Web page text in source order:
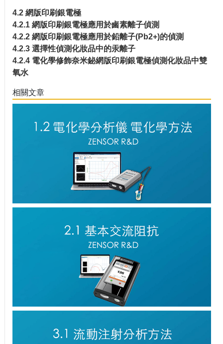
4.2 網版印刷銀電極
4.2.1 網版印刷銀電極應用於鹵素離子偵測
4.2.2 網版印刷銀電極應用於鉛離子(Pb2+)的偵測
4.2.3 選擇性偵測化妝品中的汞離子
4.2.4 電化學修飾奈米鉍網版印刷銀電極偵測化妝品中雙
氧水
相關文章